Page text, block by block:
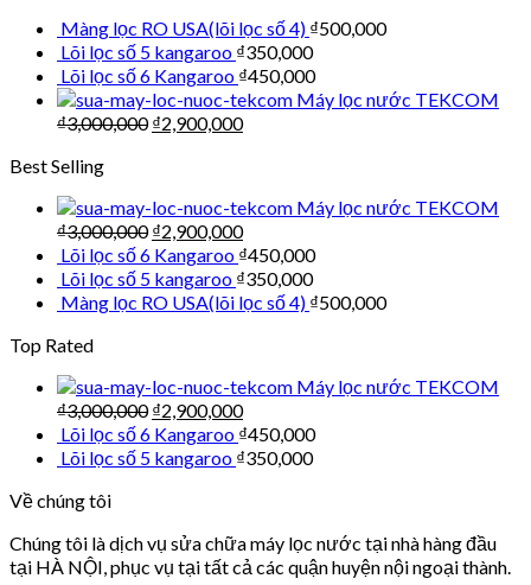
Màng lọc RO USA(lõi lọc số 4) ₫500,000
Lõi lọc số 5 kangaroo ₫350,000
Lõi lọc số 6 Kangaroo ₫450,000
Máy lọc nước TEKCOM
₫3,000,000 ₫2,900,000
Best Selling
Máy lọc nước TEKCOM
₫3,000,000 ₫2,900,000
Lõi lọc số 6 Kangaroo ₫450,000
Lõi lọc số 5 kangaroo ₫350,000
Màng lọc RO USA(lõi lọc số 4) ₫500,000
Top Rated
Máy lọc nước TEKCOM
₫3,000,000 ₫2,900,000
Lõi lọc số 6 Kangaroo ₫450,000
Lõi lọc số 5 kangaroo ₫350,000
Về chúng tôi
Chúng tôi là dịch vụ sửa chữa máy lọc nước tại nhà hàng đầu
tại HÀ NỘI, phục vụ tại tất cả các quận huyện nội ngoại thành.